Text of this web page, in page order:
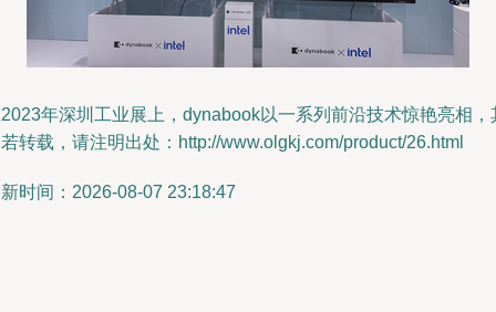
年深圳工业展上，dynabook以一系列前沿技术惊艳亮相，
转载，请注明出处：http://www.olgkj.com/product/26.html
时间：2026-08-07 23:18:47